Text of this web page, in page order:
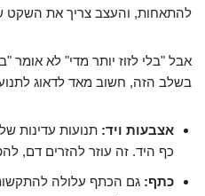
להתאחות, והעצב צריך את השקט
אבל "בלי לזוז יותר מדי" לא אומר
בשלב הזה, חשוב מאד לדאוג
אצבעות ויד: תנועות עדינות
כף היד. זה עוזר להזרים דם,
כתף: גם הכתף עלולה